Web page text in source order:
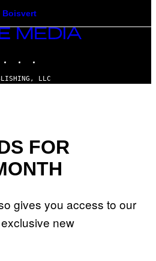
Boisvert
LLC
FOR
gives you access to our
new